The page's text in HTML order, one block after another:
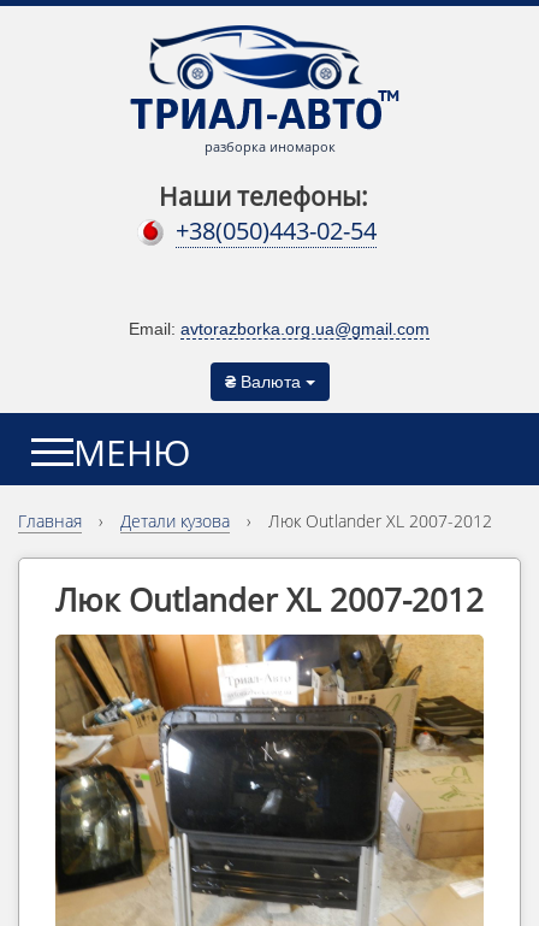
разборка иномарок
Наши телефоны:
+38(050)443-02-54
Email: avtorazborka.org.ua@gmail.com
₴ Валюта
МЕНЮ
Главная › Детали кузова › Люк Outlander XL 2007-2012
Люк Outlander XL 2007-2012